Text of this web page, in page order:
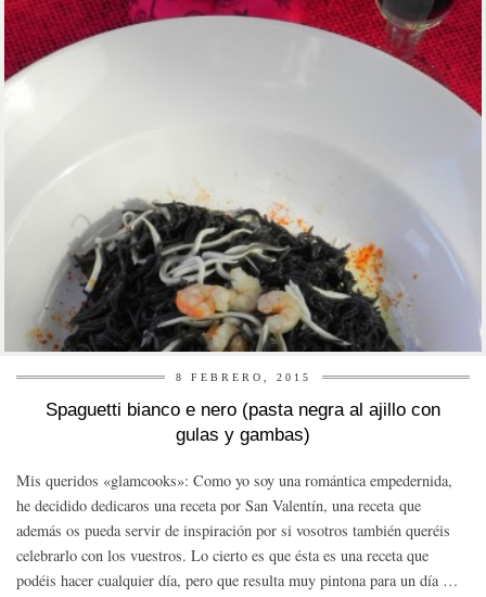
8 FEBRERO, 2015
Spaguetti bianco e nero (pasta negra al ajillo con
gulas y gambas)
Mis queridos «glamcooks»: Como yo soy una romántica empedernida,
he decidido dedicaros una receta por San Valentín, una receta que
además os pueda servir de inspiración por si vosotros también queréis
celebrarlo con los vuestros. Lo cierto es que ésta es una receta que
podéis hacer cualquier día, pero que resulta muy pintona para un día …